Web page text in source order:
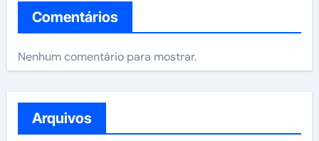
Comentários
Nenhum comentário para mostrar.
Arquivos